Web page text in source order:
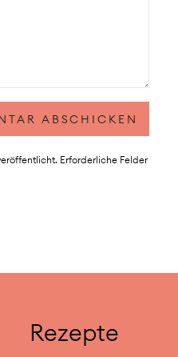
Erforderliche Felder
Rezepte